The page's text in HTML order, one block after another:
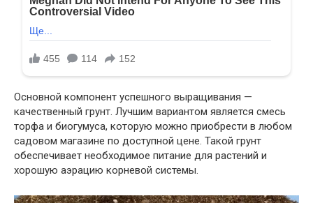
Основной компонент успешного выращивания —
качественный грунт. Лучшим вариантом является смесь
торфа и биогумуса, которую можно приобрести в любом
садовом магазине по доступной цене. Такой грунт
обеспечивает необходимое питание для растений и
хорошую аэрацию корневой системы.